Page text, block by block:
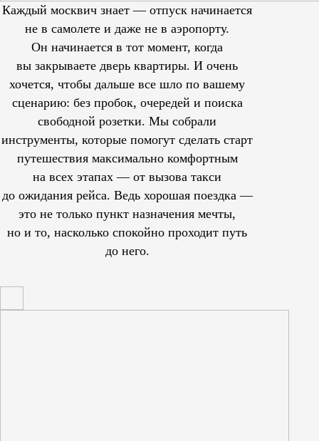
Каждый москвич знает — отпуск начинается
не в самолете и даже не в аэропорту.
Он начинается в тот момент, когда
вы закрываете дверь квартиры. И очень
хочется, чтобы дальше все шло по вашему
сценарию: без пробок, очередей и поиска
свободной розетки. Мы собрали
инструменты, которые помогут сделать старт
путешествия максимально комфортным
на всех этапах — от вызова такси
до ожидания рейса. Ведь хорошая поездка —
это не только пункт назначения мечты,
но и то, насколько спокойно проходит путь
до него.